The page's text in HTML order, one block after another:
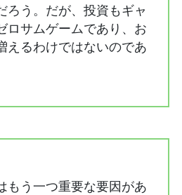
ろう。だが、投資もギャ
ロサムゲームであり、お
えるわけではないのであ
もう一つ重要な要因があ